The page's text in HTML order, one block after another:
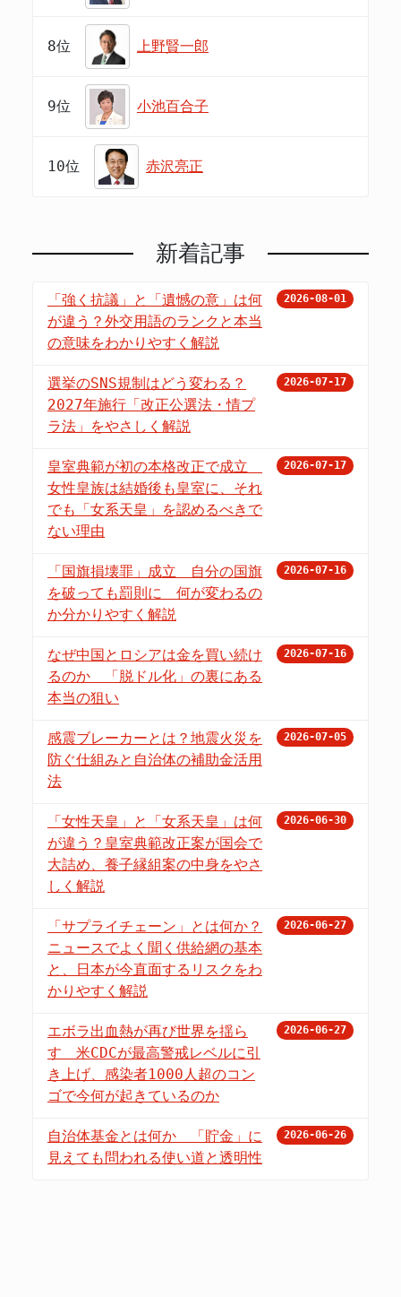
8位 上野賢一郎
9位 小池百合子
10位 赤沢亮正
新着記事
「強く抗議」と「遺憾の意」は何
が違う？外交用語のランクと本当
の意味をわかりやすく解説
2026-08-01
選挙のSNS規制はどう変わる？
2027年施行「改正公選法・情プ
ラ法」をやさしく解説
2026-07-17
皇室典範が初の本格改正で成立
女性皇族は結婚後も皇室に、それ
でも「女系天皇」を認めるべきで
ない理由
2026-07-17
「国旗損壊罪」成立 自分の国旗
を破っても罰則に 何が変わるの
か分かりやすく解説
2026-07-16
なぜ中国とロシアは金を買い続け
るのか 「脱ドル化」の裏にある
本当の狙い
2026-07-16
感震ブレーカーとは？地震火災を
防ぐ仕組みと自治体の補助金活用
法
2026-07-05
「女性天皇」と「女系天皇」は何
が違う？皇室典範改正案が国会で
大詰め、養子縁組案の中身をやさ
しく解説
2026-06-30
「サプライチェーン」とは何か？
ニュースでよく聞く供給網の基本
と、日本が今直面するリスクをわ
かりやすく解説
2026-06-27
エボラ出血熱が再び世界を揺ら
す 米CDCが最高警戒レベルに引
き上げ、感染者1000人超のコン
ゴで今何が起きているのか
2026-06-27
自治体基金とは何か 「貯金」に
見えても問われる使い道と透明性
2026-06-26